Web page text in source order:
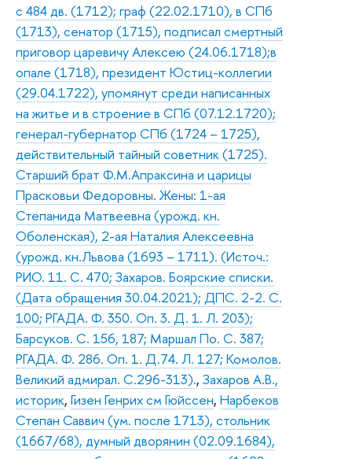
с 484 дв. (1712); граф (22.02.1710), в СПб
(1713), сенатор (1715), подписал смертный
приговор царевичу Алексею (24.06.1718);в
опале (1718), президент Юстиц-коллегии
(29.04.1722), упомянут среди написанных
на житье и в строение в СПб (07.12.1720);
генерал-губернатор СПб (1724 – 1725),
действительный тайный советник (1725).
Старший брат Ф.М.Апраксина и царицы
Прасковьи Федоровны. Жены: 1-ая
Степанида Матвеевна (урожд. кн.
Оболенская), 2-ая Наталия Алексеевна
(урожд. кн.Львова (1693 – 1711). (Источ.:
РИО. 11. С. 470; Захаров. Боярские списки.
(Дата обращения 30.04.2021); ДПС. 2-2. С.
100; РГАДА. Ф. 350. Оп. 3. Д. 1. Л. 203);
Барсуков. С. 156, 187; Маршал По. С. 387;
РГАДА. Ф. 286. Оп. 1. Д.74. Л. 127; Комолов.
Великий адмирал. С.296-313)., Захаров А.В.,
историк, Гизен Генрих см Гюйссен, Нарбеков
Степан Саввич (ум. после 1713), стольник
(1667/68), думный дворянин (02.09.1684),